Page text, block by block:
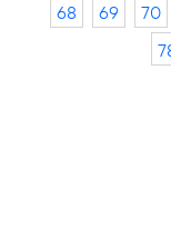
68
69 70